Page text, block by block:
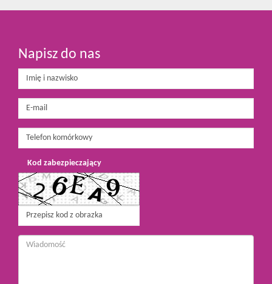
Napisz do nas
Kod zabezpieczający